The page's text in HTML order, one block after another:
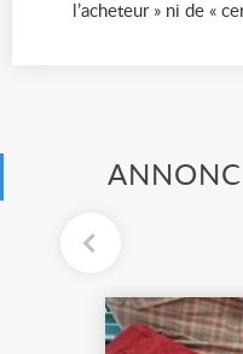
l’acheteur » ni de «